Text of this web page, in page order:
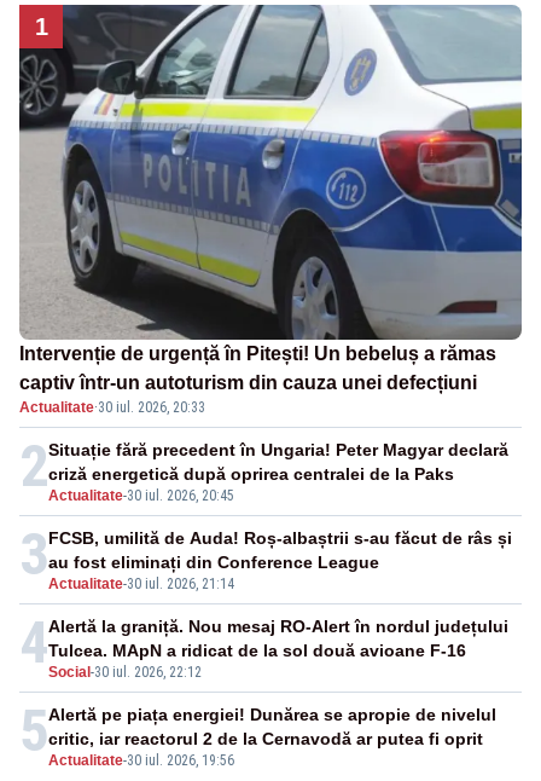
1
Intervenție de urgență în Pitești! Un bebeluș a rămas
captiv într-un autoturism din cauza unei defecțiuni
Actualitate·30 iul. 2026, 20:33
2Actualitate-30 iul. 2026, 20:45
Situație fără precedent în Ungaria! Peter Magyar declară
criză energetică după oprirea centralei de la Paks
3Actualitate-30 iul. 2026, 21:14
FCSB, umilită de Auda! Roș-albaștrii s-au făcut de râs și
au fost eliminați din Conference League
4Social -30 iul. 2026, 22:12
Alertă la graniță. Nou mesaj RO-Alert în nordul județului
Tulcea. MApN a ridicat de la sol două avioane F-16
5Actualitate-30 iul. 2026, 19:56
Alertă pe piața energiei! Dunărea se apropie de nivelul
critic, iar reactorul 2 de la Cernavodă ar putea fi oprit